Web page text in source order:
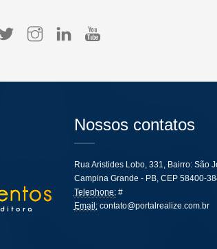
Nossos contatos
Rua Aristides Lobo, 331, Bairro: São
Campina Grande - PB, CEP 58400-
Telephone:#
Email: contato@portalrealize.com.br